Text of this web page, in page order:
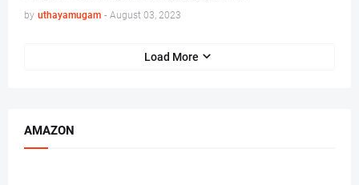
by uthayamugam - August 03, 2023
Load More
AMAZON